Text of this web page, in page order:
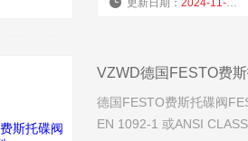
更新日期：2024-11-21
VZWD德国FESTO费
德国FESTO费斯托碟阀
EN 1092-1 或ANSI